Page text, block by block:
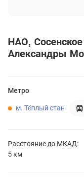
НАО
Александры
Метро
м. Тёплый стан
Расстояние до МКАД:
5 км